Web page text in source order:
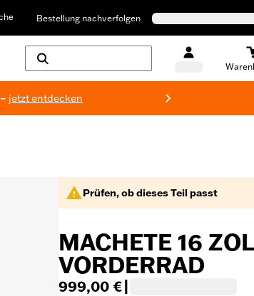
Bestellung nachverfolgen
jetzt entdecken
Prüfen, ob dieses Teil passt
MACHETE 16
VORDERRAD
999,00 €